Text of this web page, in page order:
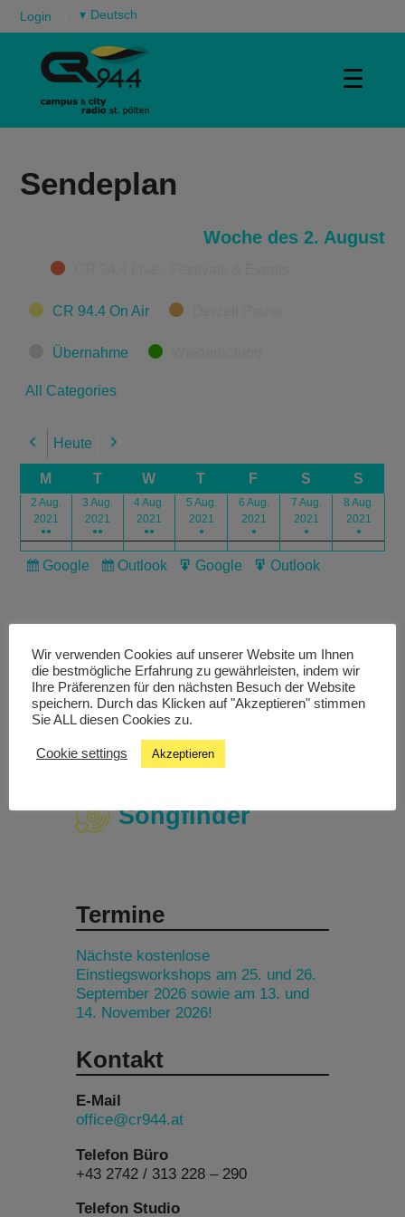
Login ▾
☰
Sendeplan
Woche des 2. August
Categories
CR 94.4 On Air
Übernahme
All Categories
Previous
Heute Next
M T W T F S S
2 Aug.
2021
●●
3 Aug.
2021
●●
4 Aug.
2021
●●
5 Aug.
2021
●
6 Aug.
2021
●
7 Aug.
2021
●
8 Aug.
2021
●
Subscribe
Google
Subscribe
Outlook
Export
Google
Export
Outlook
Livestream
Studiochat
Songfinder
Termine
Nächste kostenlose
Einstiegsworkshops am 25. und 26.
September 2026 sowie am 13. und
14. November 2026!
Kontakt
E-Mail
office@cr944.at
Telefon Büro
+43 2742 / 313 228 – 290
Telefon Studio
Wir verwenden Cookies auf unserer Website um Ihnen
die bestmögliche Erfahrung zu gewährleisten, indem wir
Ihre Präferenzen für den nächsten Besuch der Website
speichern. Durch das Klicken auf "Akzeptieren" stimmen
Sie ALL diesen Cookies zu.
Cookie settings Akzeptieren